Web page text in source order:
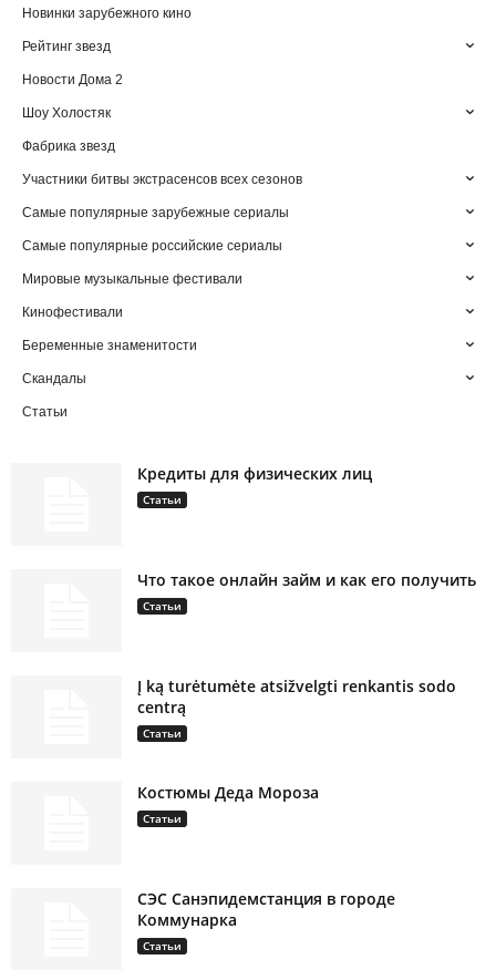
Новинки зарубежного кино
Рейтинг звезд
Новости Дома 2
Шоу Холостяк
Фабрика звезд
Участники битвы экстрасенсов всех сезонов
Самые популярные зарубежные сериалы
Самые популярные российские сериалы
Мировые музыкальные фестивали
Кинофестивали
Беременные знаменитости
Скандалы
Статьи
Кредиты для физических лиц
Статьи
Что такое онлайн займ и как его получить
Статьи
Į ką turėtumėte atsižvelgti renkantis sodo
centrą
Статьи
Костюмы Деда Мороза
Статьи
СЭС Санэпидемстанция в городе
Коммунарка
Статьи